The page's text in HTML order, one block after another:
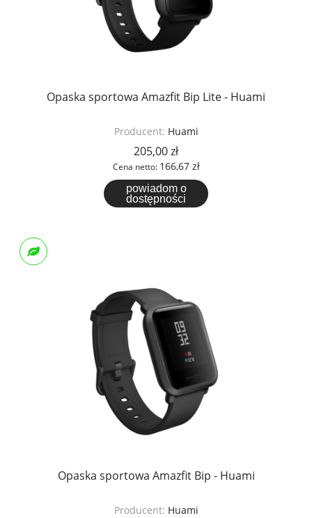
Opaska sportowa Amazfit Bip Lite - Huami
Producent: Huami
205,00 zł
Cena netto: 166,67 zł
powiadom o
dostępności
Opaska sportowa Amazfit Bip - Huami
Producent: Huami